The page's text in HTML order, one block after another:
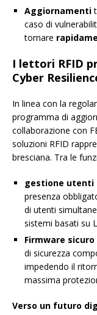
Aggiornamenti
caso di
tornare
I lettori RFID
Cyber
In linea con la
programma di
collaborazione con
soluzioni RFID
bresciana. Tra le
gestione utenti
presenza
di utenti
sistemi basati su
Firmware
di sicurezza
impedendo il
massima
Verso un futuro